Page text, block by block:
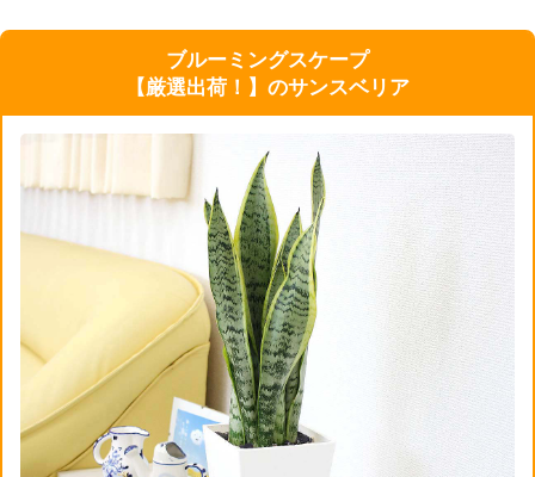
ブルーミングスケープ
【厳選出荷！】のサンスベリア